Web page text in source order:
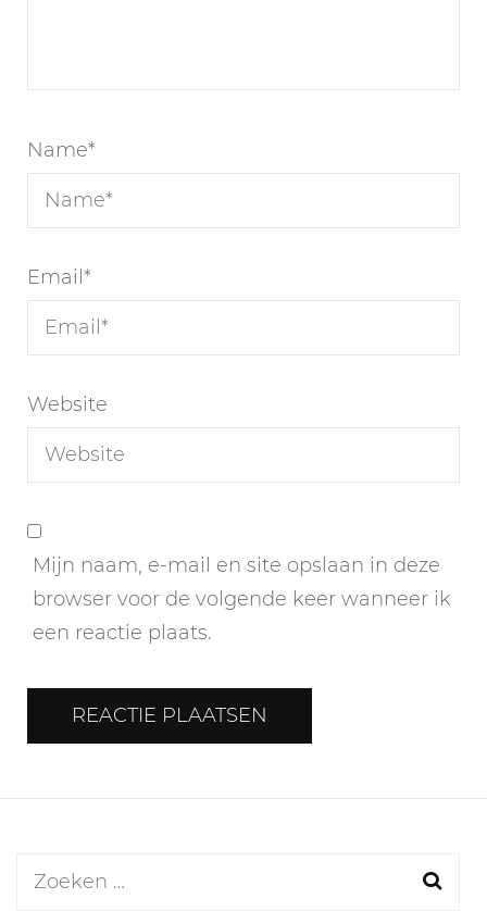
Name*
Email*
Website
Mijn naam, e-mail en site opslaan in deze
browser voor de volgende keer wanneer ik
een reactie plaats.
Zoeken